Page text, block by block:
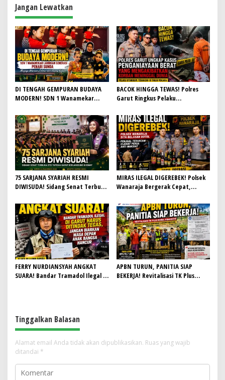
a
s
i
p
o
s
Jangan Lewatkan
DI TENGAH GEMPURAN BUDAYA
MODERN! SDN 1 Wanamekar
Menjaga Warisan Leluhur dari
Ruang Kelas
BACOK HINGGA TEWAS! Polres
Garut Ringkus Pelaku
Banyuresmi, Terancam 10 Tahun
Penjara
75 SARJANA SYARIAH RESMI
DIWISUDA! Sidang Senat Terbuka
Khidmat, Siapkan Lulusan
Berdaya Saing dan Berintegritas
MIRAS ILEGAL DIGEREBEK! Polsek
Wanaraja Bergerak Cepat,
Anti Maksiat
FERRY NURDIANSYAH ANGKAT
SUARA! Bandar Tramadol Ilegal di
APBN TURUN, PANITIA SIAP
BEKERJA! Revitalisasi TK Plus
Tinggalkan Balasan
Alamat email Anda tidak akan dipublikasikan. Ruas yang wajib
ditandai *